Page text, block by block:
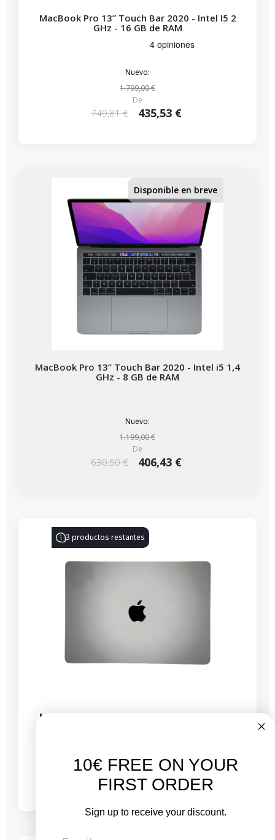
MacBook Pro 13” Touch Bar 2020 - Intel I5 2
GHz - 16 GB de RAM
Nuevo:
1.799,00 €
De
749,81 € 435,53 €
Disponible en breve
MacBook Pro 13” Touch Bar 2020 - Intel i5 1,4
GHz - 8 GB de RAM
Nuevo:
1.199,00 €
De
630,50 € 406,43 €
3 productos restantes
MacBook Pro 13" Touch Bar 2022 - Puce M2
De
775,00 € 689,00 €
10€ FREE ON YOUR
FIRST ORDER
Sign up to receive your discount.